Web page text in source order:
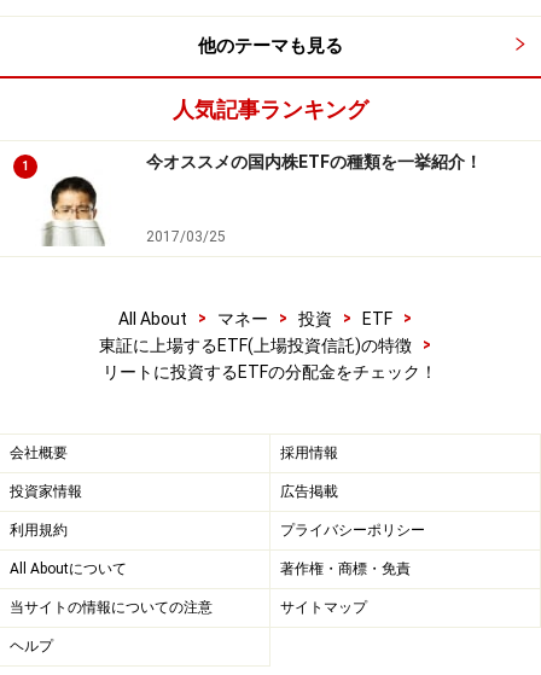
掲載情報の正確性・完全性については十分に配慮しております
が、その内容を保証するものではなく、これに基づく損失・損害
などについて当社は一切の責任を負いません。
最新の情報や詳細については、必ず各金融機関やサービス提供者
の公式情報をご確認ください。
他のテーマも見る
人気記事ランキング
1 今オススメの国内株ETFの種類を一挙紹介！
2017/03/25
All About > マネー > 投資 > ETF
>
東証に上場するETF(上場投資信託)の特徴
>
リートに投資するETFの分配金をチェック！
会社概要 採用情報
投資家情報 広告掲載
利用規約 プライバシーポリシー
All Aboutについて 著作権・商標・免責
当サイトの情報についての注意 サイトマップ
ヘルプ